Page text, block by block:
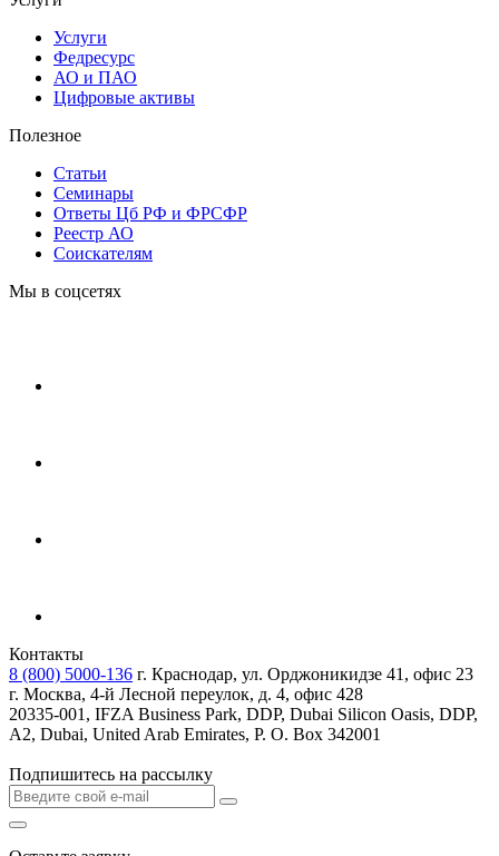
Услуги
Федресурс
АО и ПАО
Цифровые активы
Полезное
Статьи
Cеминары
Ответы Цб РФ и ФРСФР
Реестр АО
Соискателям
Мы в соцсетях
Контакты
8 (800) 5000-136 г. Краснодар, ул. Орджоникидзе 41, офис 23
г. Москва, 4-й Лесной переулок, д. 4, офис 428
20335-001, IFZA Business Park, DDP, Dubai Silicon Oasis, DDP,
A2, Dubai, United Arab Emirates, P. O. Box 342001
Подпишитесь на рассылку